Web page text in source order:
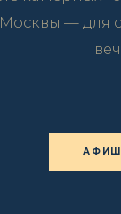
Москвы — для